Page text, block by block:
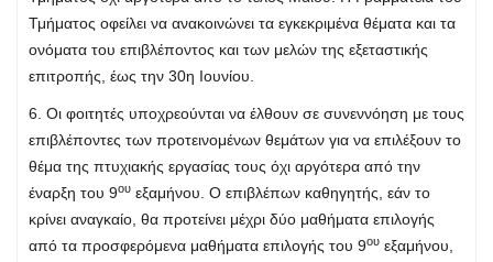
Τμήματος οφείλει να ανακοινώνει τα εγκεκριμένα θέματα και τα
ονόματα του επιβλέποντος και των μελών της εξεταστικής
επιτροπής, έως την 30η Ιουνίου.
6. Οι φοιτητές υποχρεούνται να έλθουν σε συνεννόηση με τους
επιβλέποντες των προτεινομένων θεμάτων για να επιλέξουν το
θέμα της πτυχιακής εργασίας τους όχι αργότερα από την
έναρξη του 9ου εξαμήνου. Ο επιβλέπων καθηγητής, εάν το
κρίνει αναγκαίο, θα προτείνει μέχρι δύο μαθήματα επιλογής
από τα προσφερόμενα μαθήματα επιλογής του 9ου εξαμήνου,